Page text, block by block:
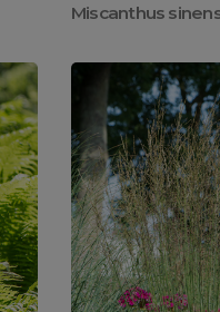
Miscanthus